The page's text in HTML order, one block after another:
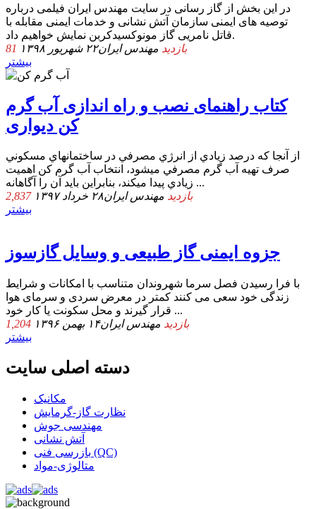
در این بخش از گاز رسانی در سایت مهندس ایران فیلمی درباره
توصیه های ایمنی سازمان آتش نشانی و خدمات ایمنی مقابله با
قاتل نامریی گاز مونوکسیدکربن نمایش خواهیم داد.
81 بازدید مهندس ایران۲۲ شهریور ۱۳۹۸
بیشتر
کتاب راهنمای نصب و راه اندازی آب گرم
کن دیواری
از آنجا كه درصد زيادي از انرژي مصرفي در ساختمانهاي مسكوني
صرف تهيه آب گرم مصرفي ميشود، انتخاب آب گرم کن اهميت
زيادي پيدا ميكند، بنابراين بايد آن را آگاهانه ...
2,837 بازدید مهندس ایران۲۸ خرداد ۱۳۹۷
بیشتر
جزوه ایمنی گاز طبیعی و وسایل گازسوز
با فرا رسیدن فصل سرما شهروندان متناسب با امکانات و شرایط
زندگی خود سعی می کنند کمتر در معرض سردی و سرمای هوا
قرار گیرند و محل سکونت یا کار خود ...
1,204 بازدید مهندس ایران۱۴ بهمن ۱۳۹۶
بیشتر
دسته اصلی سایت
مکانیک
نظارت گاز-گرمایش
مهندسی جوش
آتش نشانی
بازرسی فنی (QC)
متالوژی-مواد